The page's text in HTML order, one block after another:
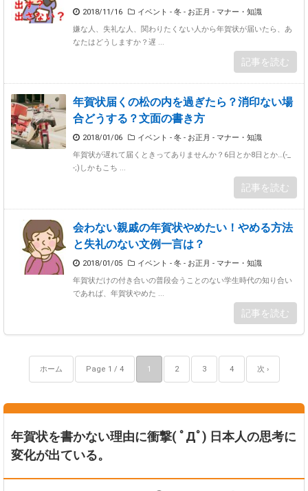
2018/11/16 イベント - 冬 - お正月 - マナー・知識
嫌な人、失礼な人、関わりたくない人から年賀状が届いたら、あ
なたはどうしますか？遅 ...
記事を読む
年賀状届くの松の内を過ぎたら？消印ない場
合どうする？文面の書き方
2018/01/06 イベント - 冬 - お正月 - マナー・知識
年賀状が遅れて届くときってありませんか？6日とか8日とか…(-_
-;)しかもこち ...
記事を読む
会わない親戚の年賀状やめたい！やめる方法
と失礼のない文例一言は？
2018/01/05 イベント - 冬 - お正月 - マナー・知識
年賀状だけの付き合いの普段会うことのない学生時代の知り合い
であれば、年賀状やめた ...
記事を読む
ホーム Page 1 / 4 1 2 3 4 次 ›
年賀状を書かない理由に衝撃( ﾟДﾟ) 日本人の思考に
変化が出ている。